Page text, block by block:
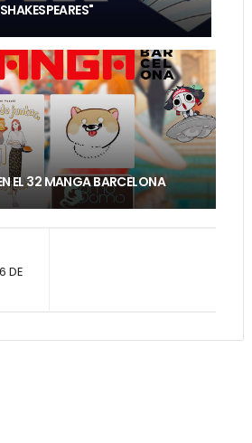
EL 32 MANGA BARCELONA
DE